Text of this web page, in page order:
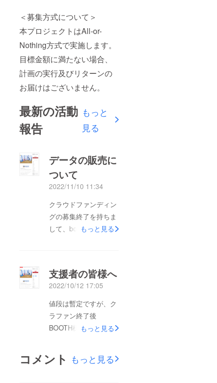
＜募集方式について＞
本プロジェクトはAll-or-
Nothing方式で実施します。
目標金額に満たない場合、
計画の実行及びリターンの
お届けはございません。
最新の活動
報告
もっと
見る
データの販売に
ついて
2022/11/10 11:34
クラウドファンディン
グの募集終了を持ちま
して、boothにてデー
を込めて、全種含めて
780円となっています
ので是非ご検討くださ
い。皆様ありがとうご
ざいました。BOOTH
もっと見る
支援者の皆様へ
2022/10/12 17:05
値段は暫定ですが、ク
ラファン終了後
BOOTH様にてデータ
考えております。恐ら
く達成は厳しいのです
もっと見る
コメント もっと見る